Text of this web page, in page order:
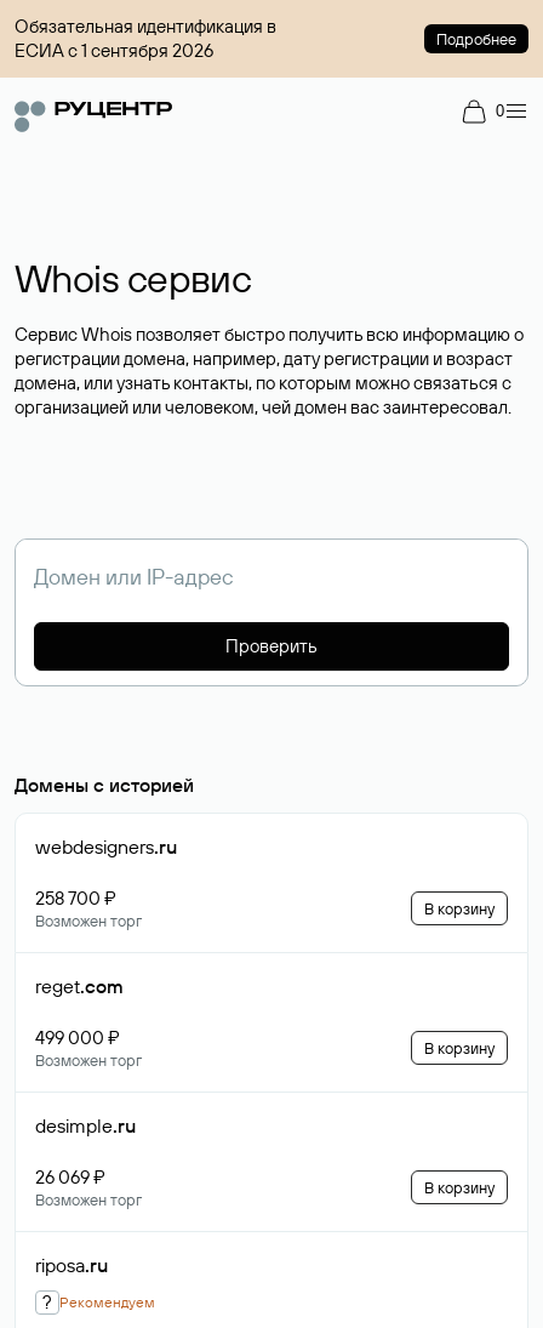
Обязательная идентификация в
ЕСИА с 1 сентября 2026
Подробнее
0
Whois сервис
Сервис Whois позволяет быстро получить всю информацию о
регистрации домена, например, дату регистрации и возраст
домена, или узнать контакты, по которым можно связаться с
организацией или человеком, чей домен вас заинтересовал.
Проверить
Домены с историей
webdesigners.ru
258 700 ₽
Возможен торг
В корзину
reget.com
499 000 ₽
Возможен торг
В корзину
desimple.ru
26 069 ₽
Возможен торг
В корзину
riposa.ru
? Рекомендуем